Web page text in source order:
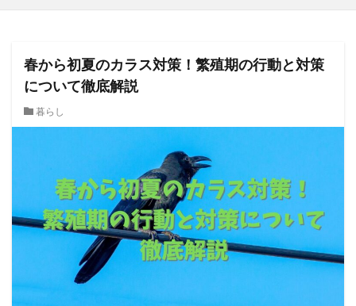
春から初夏のカラス対策！繁殖期の行動と対策
について徹底解説
暮らし